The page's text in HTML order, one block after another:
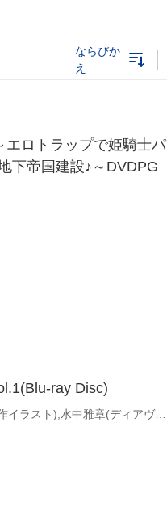
ならびか
え
エロトラップで姫騎士パ
下帝国建設♪～DVDPG
ray Disc)
(オムニバス),むらさきゆきや(原作),鶴崎貴大(原作イラスト),水中雅章(ディアヴロ),芹澤優(シェラ・L・グリーンウッド),和氣あず未(レム・ガレウ),加藤裕介(音楽),金子志津枝(キャラクターデザイン)